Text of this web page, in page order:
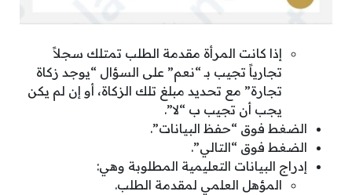
إذا كانت المرأة مقدمة الطلب تمتلك سجلاً
تجارياً تجيب بـ “نعم” على السؤال “يوجد زكاة
تجارة” مع تحديد مبلغ تلك الزكاة، أو إن لم يكن
يجب أن تجيب ب “لا”.
الضغط فوق “حفظ البيانات”.
الضغط فوق “التالي”.
إدراج البيانات التعليمية المطلوبة وهي:
المؤهل العلمي لمقدمة الطلب.